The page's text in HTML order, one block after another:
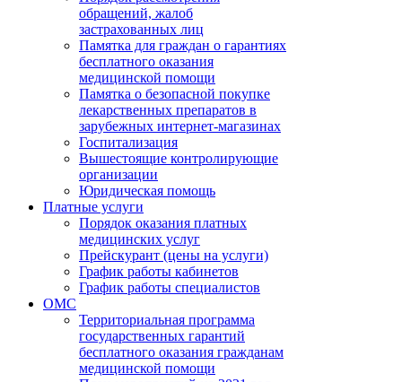
обращений, жалоб
застрахованных лиц
Памятка для граждан о гарантиях
бесплатного оказания
медицинской помощи
Памятка о безопасной покупке
лекарственных препаратов в
зарубежных интернет-магазинах
Госпитализация
Вышестоящие контролирующие
организации
Юридическая помощь
Платные услуги
Порядок оказания платных
медицинских услуг
Прейскурант (цены на услуги)
График работы кабинетов
График работы специалистов
ОМС
Территориальная программа
государственных гарантий
бесплатного оказания гражданам
медицинской помощи